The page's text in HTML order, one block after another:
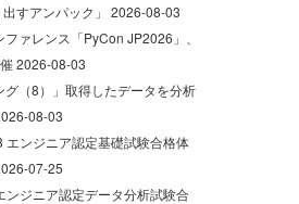
すアンパック」 2026-08-03
ァレンス「PyCon JP2026」、
2026-08-03
（8）」取得したデータを分析
08-03
エンジニア認定基礎試験合格体
07-25
ンジニア認定データ分析試験合